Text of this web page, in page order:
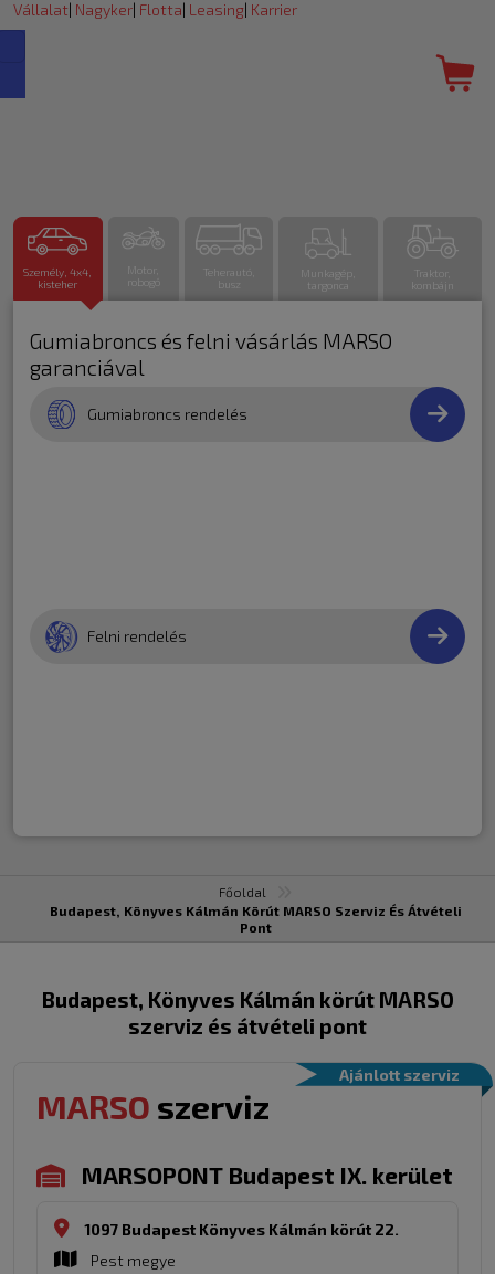
Vállalat| Nagyker| Flotta| Leasing| Karrier
Személy, 4x4,
kisteher
Motor,
robogó
Teherautó,
busz
Munkagép,
targonca
Traktor,
kombájn
Gumiabroncs és felni vásárlás MARSO
garanciával
Gumiabroncs rendelés
Felni rendelés
Főoldal
Budapest, Könyves Kálmán Körút MARSO Szerviz És Átvételi
Pont
Budapest, Könyves Kálmán körút MARSO
szerviz és átvételi pont
Ajánlott szerviz
MARSO szerviz
MARSOPONT Budapest IX. kerület
1097 Budapest Könyves Kálmán körút 22.
Pest megye